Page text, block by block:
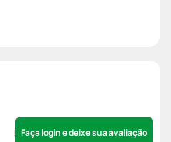
Faça login e deixe sua avaliação